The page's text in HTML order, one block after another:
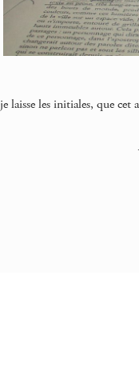
je laisse les initiales, que cet